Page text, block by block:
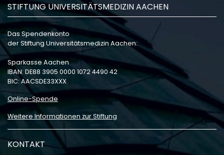
STIFTUNG UNIVERSITÄTSMEDIZIN AACHEN
Das Spendenkonto
der Stiftung Universitätsmedizin Aachen:
Sparkasse Aachen
IBAN: DE88 3905 0000 1072 4490 42
BIC: AACSDE33XXX
Online-Spende
Weitere Informationen zur Stiftung
KONTAKT